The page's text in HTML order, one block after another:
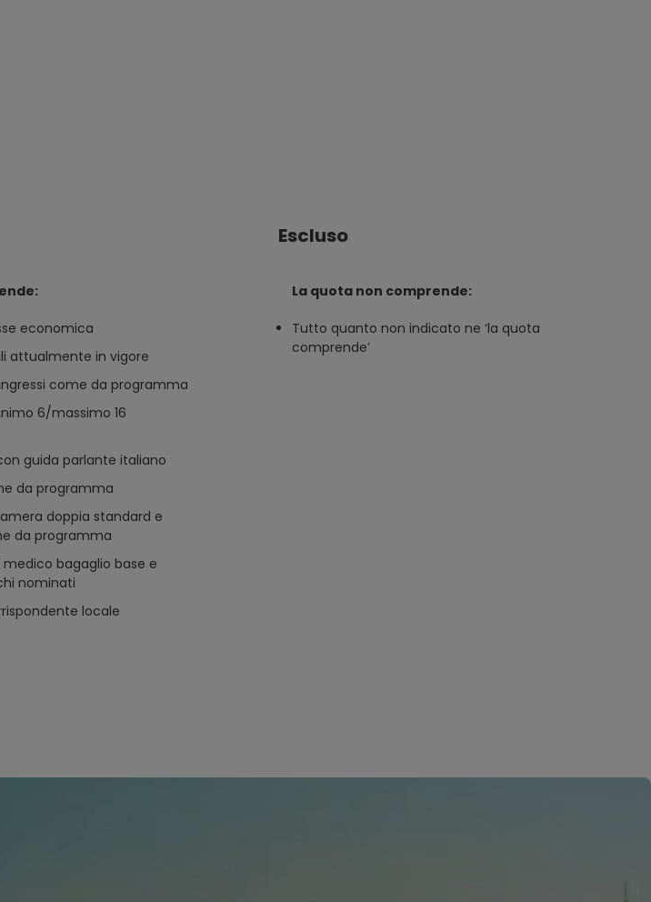
economica
attualmente in vigore
come da programma
6/massimo 16
guida parlante italiano
da programma
doppia standard e
da programma
medico bagaglio base e
nominati
locale
Escluso
La quota non comprende:
Tutto quanto non indicato ne ‘la quota
comprende’